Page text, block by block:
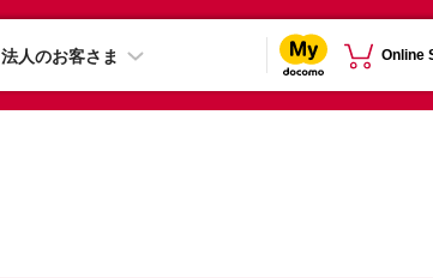
法人のお客さま Online